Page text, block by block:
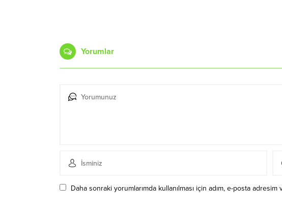
Yorumlar
Daha sonraki yorumlarımda kullanılması için adım, e-posta